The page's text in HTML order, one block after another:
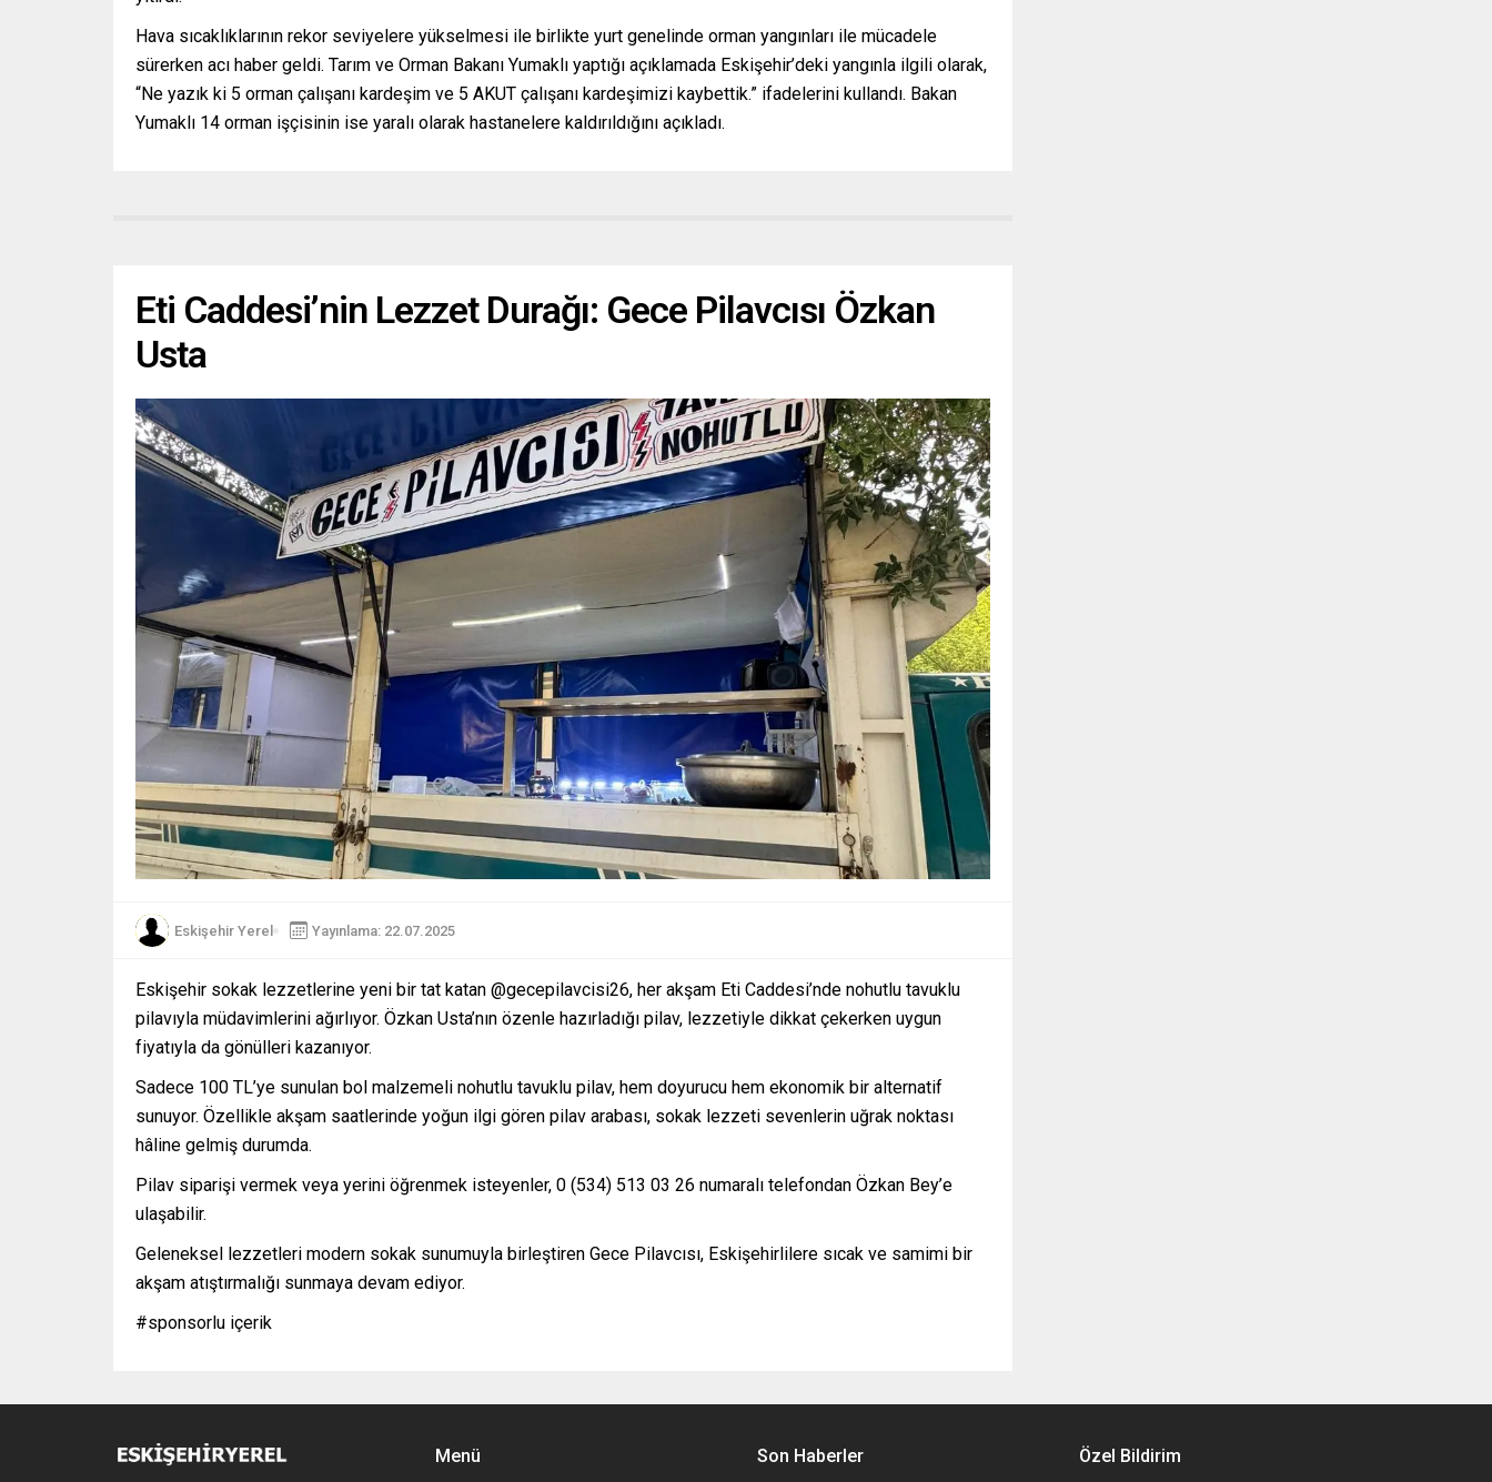
Hava sıcaklıklarının rekor seviyelere yükselmesi ile birlikte yurt genelinde orman yangınları ile mücadele
sürerken acı haber geldi. Tarım ve Orman Bakanı Yumaklı yaptığı açıklamada Eskişehir’deki yangınla ilgili olarak,
“Ne yazık ki 5 orman çalışanı kardeşim ve 5 AKUT çalışanı kardeşimizi kaybettik.” ifadelerini kullandı. Bakan
Yumaklı 14 orman işçisinin ise yaralı olarak hastanelere kaldırıldığını açıkladı.
Eti Caddesi’nin Lezzet Durağı: Gece Pilavcısı Özkan
Usta
Eskişehir Yerel Yayınlama: 22.07.2025
Eskişehir sokak lezzetlerine yeni bir tat katan @gecepilavcisi26, her akşam Eti Caddesi’nde nohutlu tavuklu
pilavıyla müdavimlerini ağırlıyor. Özkan Usta’nın özenle hazırladığı pilav, lezzetiyle dikkat çekerken uygun
fiyatıyla da gönülleri kazanıyor.
Sadece 100 TL’ye sunulan bol malzemeli nohutlu tavuklu pilav, hem doyurucu hem ekonomik bir alternatif
sunuyor. Özellikle akşam saatlerinde yoğun ilgi gören pilav arabası, sokak lezzeti sevenlerin uğrak noktası
hâline gelmiş durumda.
Pilav siparişi vermek veya yerini öğrenmek isteyenler, 0 (534) 513 03 26 numaralı telefondan Özkan Bey’e
ulaşabilir.
Geleneksel lezzetleri modern sokak sunumuyla birleştiren Gece Pilavcısı, Eskişehirlilere sıcak ve samimi bir
akşam atıştırmalığı sunmaya devam ediyor.
#sponsorlu içerik
Menü Son Haberler Özel Bildirim